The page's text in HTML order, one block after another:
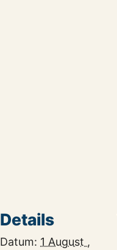
Details
Datum: 1 August ,